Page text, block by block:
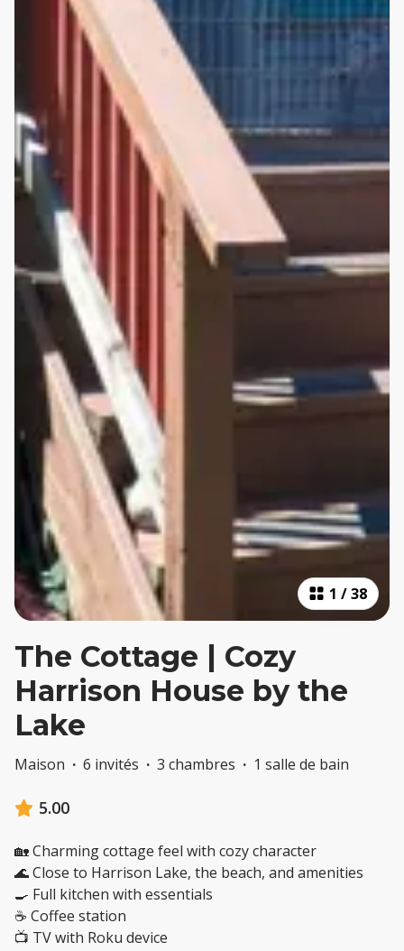
1 /38
The Cottage | Cozy
Harrison House by the
Lake
Maison · 6 invités · 3 chambres · 1 salle de bain
5.00
🏡 Charming cottage feel with cozy character
🌊 Close to Harrison Lake, the beach, and amenities
🍳 Full kitchen with essentials
☕ Coffee station
📺 TV with Roku device